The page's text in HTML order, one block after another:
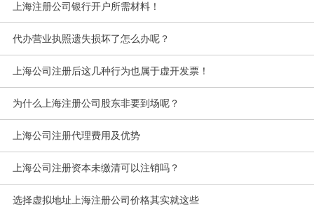
上海注册公司银行开户所需材料！
代办营业执照遗失损坏了怎么办呢？
上海公司注册后这几种行为也属于虚开发票！
为什么上海注册公司股东非要到场呢？
上海公司注册代理费用及优势
上海公司注册资本未缴清可以注销吗？
选择虚拟地址上海注册公司价格其实就这些